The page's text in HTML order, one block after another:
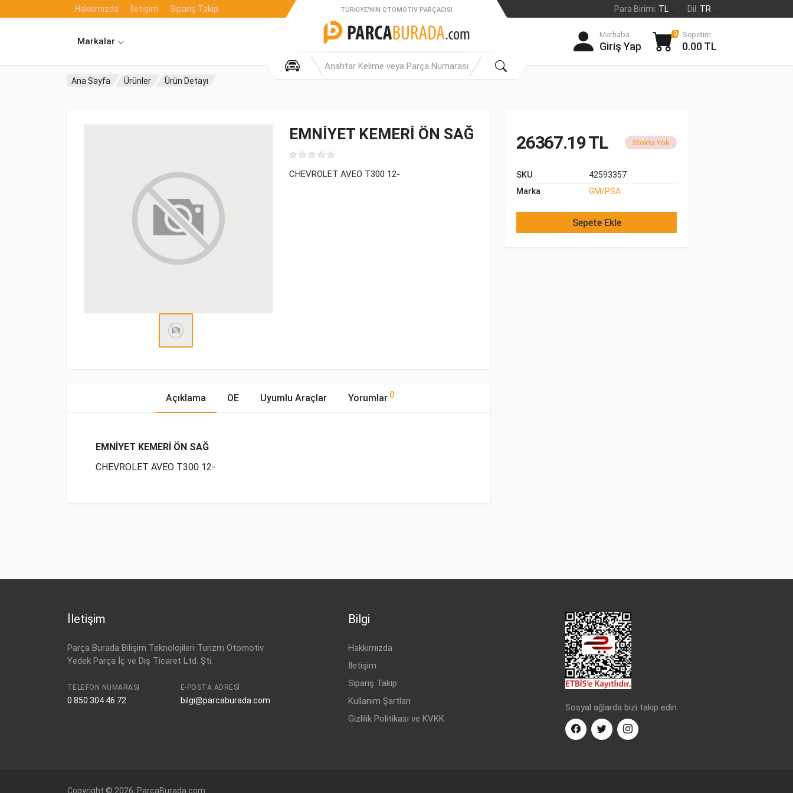
Hakkımızda İletişim Sipariş Takip Para Birimi: TL Dil: TR
Markalar
TÜRKIYE'NIN OTOMOTIV PARÇACISI
Merhaba
Giriş Yap
0 Sepetim
0.00 TL
Ana Sayfa Ürünler Ürün Detayı
EMNİYET KEMERİ ÖN SAĞ
CHEVROLET AVEO T300 12-
26367.19 TL Stokta Yok
SKU
42593357
Marka
GM/PSA
Sepete Ekle
Açıklama OE Uyumlu Araçlar Yorumlar 0
EMNİYET KEMERİ ÖN SAĞ
CHEVROLET AVEO T300 12-
İletişim
Parça Burada Bilişim Teknolojileri Turizm Otomotiv
Yedek Parça İç ve Dış Ticaret Ltd. Şti.
TELEFON NUMARASI
0 850 304 46 72
E-POSTA ADRESI
bilgi@parcaburada.com
Bilgi
Hakkımızda
İletişim
Sipariş Takip
Kullanım Şartları
Gizlilik Politikası ve KVKK
Sosyal ağlarda bizi takip edin
Copyright © 2026, ParcaBurada.com